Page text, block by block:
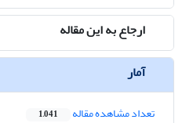
ارجاع به این مقاله
آمار
تعداد مشاهده مقاله 1,041